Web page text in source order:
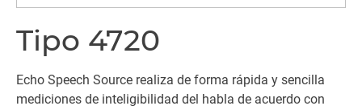
Tipo 4720
Echo Speech Source realiza de forma rápida y sencilla
mediciones de inteligibilidad del habla de acuerdo con